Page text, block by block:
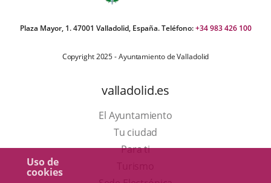
Uso de
cookies
Plaza Mayor, 1. 47001 Valladolid, España. Teléfono:+34 983 426 100
Copyright 2025 - Ayuntamiento de Valladolid
valladolid.es
El Ayuntamiento
Tu ciudad
Para ti